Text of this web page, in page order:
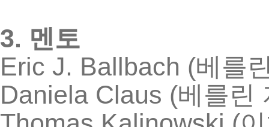
3. 멘토
Eric J. Ballbach (베를
Daniela Claus (베를린